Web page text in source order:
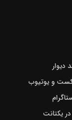
دیوار
و یوتیوب
یکتانت